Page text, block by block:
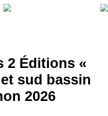
2 Éditions «
sud bassin
2026